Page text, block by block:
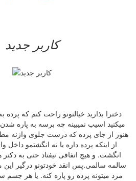
کاربر جدید
دخترا بذارید خیالتونو راحت کنم که پرده
میکنید اسیب نمیبینه چه برسه به پاره
هنوز از جای پرده که درست جلوی واژنه
از اینکه پرده داره یا نه انگشتمو داخل
انگشت. و هیچ اتفاقی نیفتاد حتی به
سالمه سالمی.پس انقد خودتونو درگیر
مرد میتونه پرده رو پاره کنه. یا هر